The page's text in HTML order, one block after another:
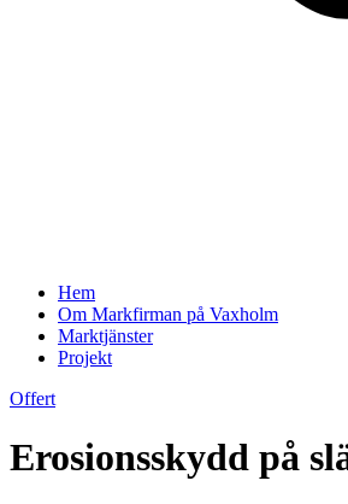
Hem
Om Markfirman på Vaxholm
Marktjänster
Projekt
Offert
Erosionsskydd på